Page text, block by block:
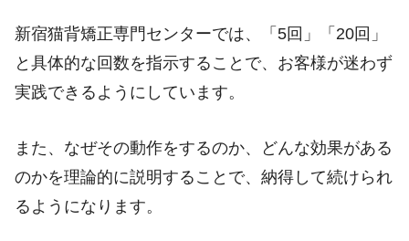
新宿猫背矯正専門センターでは、「5回」「20回」
と具体的な回数を指示することで、お客様が迷わず
実践できるようにしています。
また、なぜその動作をするのか、どんな効果がある
のかを理論的に説明することで、納得して続けられ
るようになります。